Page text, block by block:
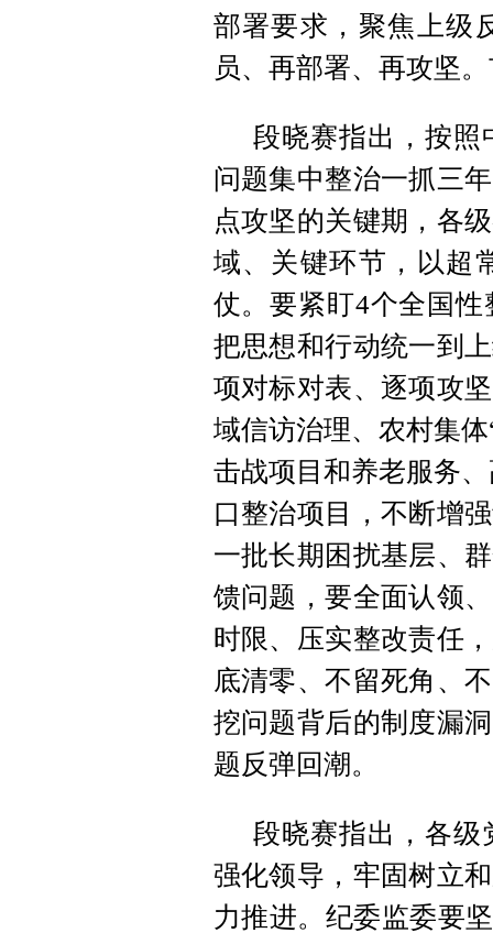
部署要求，聚焦上级
员、再部署、再攻坚
段晓赛指出，按照
问题集中整治一抓三
点攻坚的关键期，各
域、关键环节，以超
仗。要紧盯4个全国
把思想和行动统一到
项对标对表、逐项攻
域信访治理、农村集
击战项目和养老服务
口整治项目，不断增
一批长期困扰基层、
馈问题，要全面认领
时限、压实整改责任
底清零、不留死角、
挖问题背后的制度漏
题反弹回潮。
段晓赛指出，各级
强化领导，牢固树立
力推进。纪委监委要